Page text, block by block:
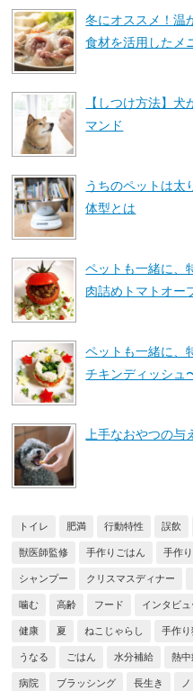
冬にオススメ！温
食材を活用したメ
【しつけ方法】
マンド
うちのペットは太
体型とは
ペットも一緒に、
肉詰めトマトオー
ペットも一緒に、
チキンディッシュ
上手なおやつの与
トイレ 肥満 行動特性 誤飲
獣医師監修 手作りごはん 手作
シャンプー クリスマスディナー
噛む 高齢 フード インタビュ
健康 夏 ねこじゃらし 手作
うなる ごはん 水分補給 熱中
病院 ブラッシング 長生き